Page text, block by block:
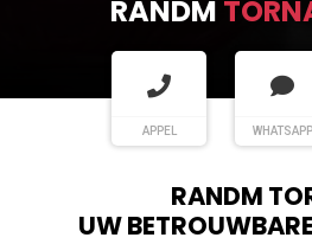
RANDM
APPEL WHATSAPP
RANDM
UW